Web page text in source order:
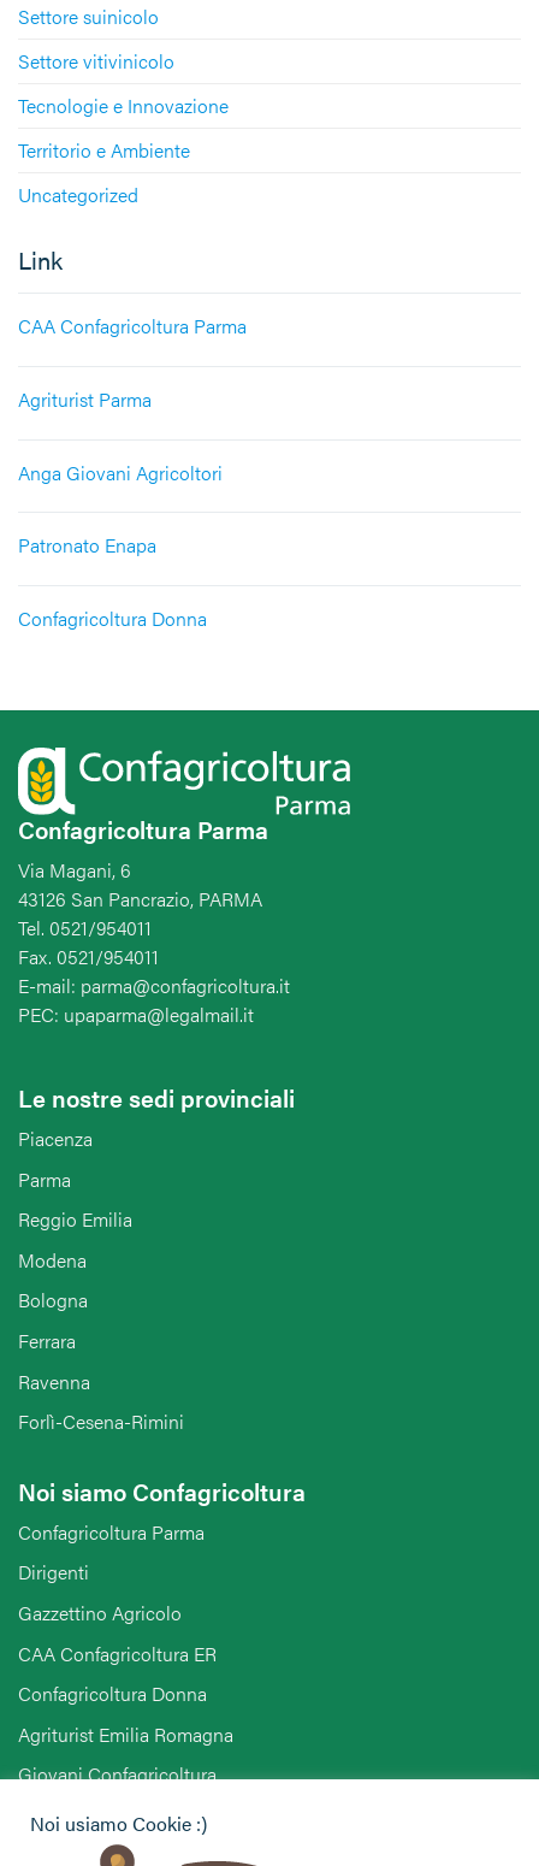
Settore suinicolo
Settore vitivinicolo
Tecnologie e Innovazione
Territorio e Ambiente
Uncategorized
Link
CAA Confagricoltura Parma
Agriturist Parma
Anga Giovani Agricoltori
Patronato Enapa
Confagricoltura Donna
Confagricoltura Parma
Via Magani, 6
43126 San Pancrazio, PARMA
Tel. 0521/954011
Fax. 0521/954011
E-mail: parma@confagricoltura.it
PEC: upaparma@legalmail.it
Le nostre sedi provinciali
Piacenza
Parma
Reggio Emilia
Modena
Bologna
Ferrara
Ravenna
Forlì-Cesena-Rimini
Noi siamo Confagricoltura
Confagricoltura Parma
Dirigenti
Gazzettino Agricolo
CAA Confagricoltura ER
Confagricoltura Donna
Agriturist Emilia Romagna
Giovani Confagricoltura
Pensionati Confagricoltura
Noi usiamo Cookie :)